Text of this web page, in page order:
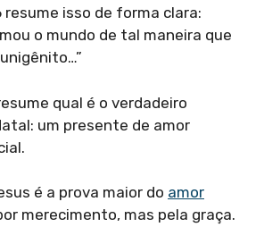
resume isso de forma clara:
o mundo de tal maneira que
qual é o verdadeiro
um presente de amor
é a prova maior do amor
merecimento, mas pela graça.